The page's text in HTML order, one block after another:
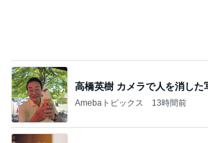
高橋英樹 カメラで人を消した
Amebaトピックス 13時間前